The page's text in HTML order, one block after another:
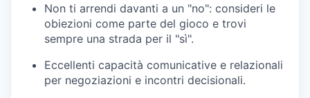
Non ti arrendi davanti a un "no": consideri le
obiezioni come parte del gioco e trovi
sempre una strada per il "sì".
Eccellenti capacità comunicative e relazionali
per negoziazioni e incontri decisionali.